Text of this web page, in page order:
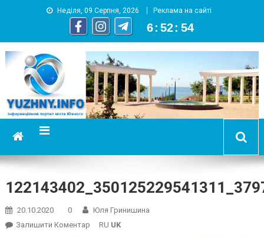
Неділя, 09 Серпня, 2026 Реклама на сайті
6 : 52 : 55
YUZHNY.INFO
информационный портал города Южный
20.10.2020 0
Юля Гринишина
Залишити КоментарOn RU UK